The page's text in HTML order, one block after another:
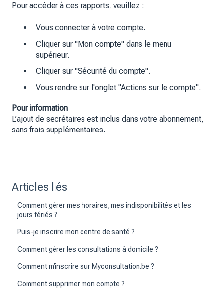
Pour accéder à ces rapports, veuillez :
Vous connecter à votre compte.
Cliquer sur "Mon compte" dans le menu
supérieur.
Cliquer sur "Sécurité du compte".
Vous rendre sur l'onglet "Actions sur le compte".
Pour information
L’ajout de secrétaires est inclus dans votre abonnement,
sans frais supplémentaires.
Articles liés
Comment gérer mes horaires, mes indisponibilités et les
jours fériés ?
Puis-je inscrire mon centre de santé ?
Comment gérer les consultations à domicile ?
Comment m’inscrire sur Myconsultation.be ?
Comment supprimer mon compte ?